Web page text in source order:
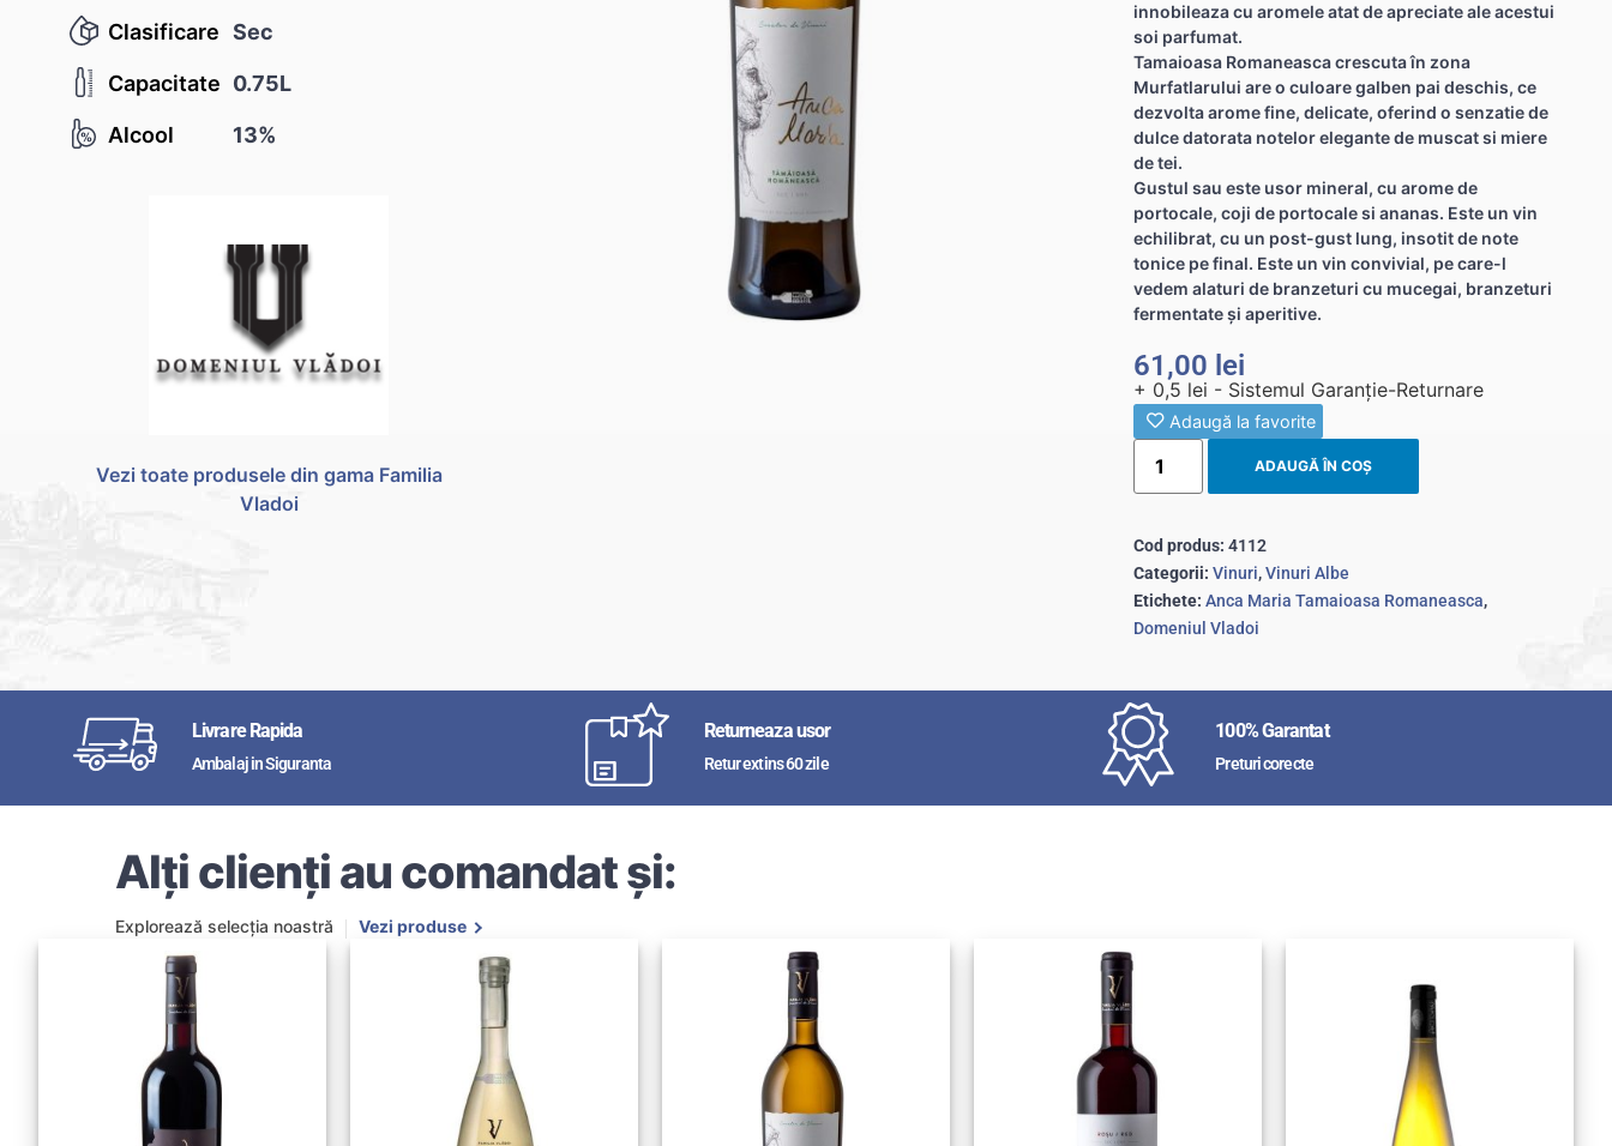
Clasificare Sec
Capacitate 0.75L
Alcool 13%
Vezi toate produsele din gama Familia
Vladoi
innobileaza cu aromele atat de apreciate ale acestui
soi parfumat.
Tamaioasa Romaneasca crescuta în zona
Murfatlarului are o culoare galben pai deschis, ce
dezvolta arome fine, delicate, oferind o senzatie de
dulce datorata notelor elegante de muscat si miere
de tei.
Gustul sau este usor mineral, cu arome de
portocale, coji de portocale si ananas. Este un vin
echilibrat, cu un post-gust lung, insotit de note
tonice pe final. Este un vin convivial, pe care-l
vedem alaturi de branzeturi cu mucegai, branzeturi
fermentate și aperitive.
61,00 lei
+ 0,5 lei - Sistemul Garanție-Returnare
Adaugă la favorite
ADAUGĂ ÎN COȘ
Cod produs:4112
Categorii: Vinuri,Vinuri Albe
Etichete: Anca Maria Tamaioasa Romaneasca,
Domeniul Vladoi
Livrare Rapida
Ambalaj in Siguranta
Returneaza usor
Retur extins 60 zile
100% Garantat
Preturi corecte
Alți clienți au comandat și:
Explorează selecția noastră Vezi produse